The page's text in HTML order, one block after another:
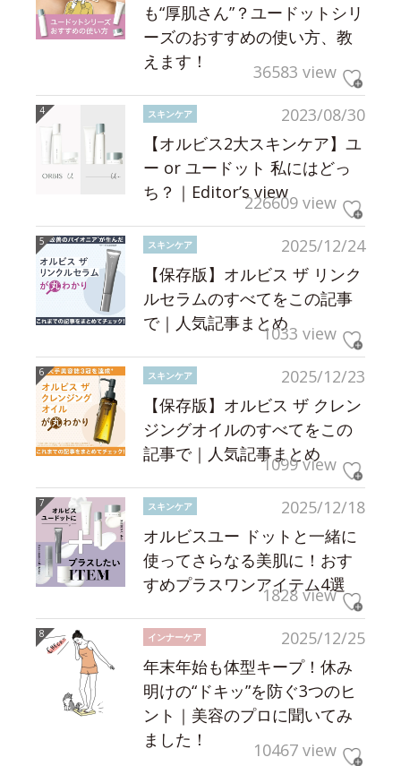
も“厚肌さん”？ユードットシリ
ーズのおすすめの使い方、教
えます！
36583 view
2023/08/30
スキンケア
【オルビス2大スキンケア】ユ
ー or ユードット 私にはどっ
ち？｜Editor’s view226609 view
2025/12/24
スキンケア
【保存版】オルビス ザ リンク
ルセラムのすべてをこの記事
で｜人気記事まとめ1033 view
2025/12/23
スキンケア
【保存版】オルビス ザ クレン
ジングオイルのすべてをこの
記事で｜人気記事まとめ
1099 view
2025/12/18
スキンケア
オルビスユー ドットと一緒に
使ってさらなる美肌に！おす
すめプラスワンアイテム4選
1828 view
2025/12/25
インナーケア
年末年始も体型キープ！休み
明けの“ドキッ”を防ぐ3つのヒ
ント｜美容のプロに聞いてみ
ました！
10467 view